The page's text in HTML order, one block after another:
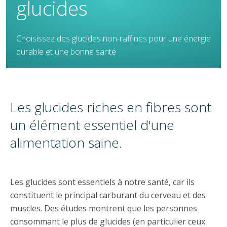
glucides
Choisissez des glucides non-raffinés pour une énergie
durable et une bonne santé
Les glucides riches en fibres sont
un élément essentiel d'une
alimentation saine.
Les glucides sont essentiels à notre santé, car ils
constituent le principal carburant du cerveau et des
muscles. Des études montrent que les personnes
consommant le plus de glucides (en particulier ceux